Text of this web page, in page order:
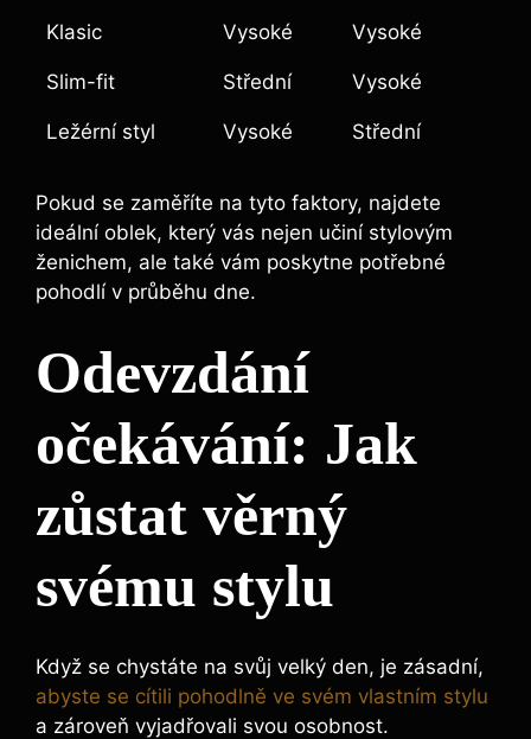
Klasic Vysoké Vysoké
Slim-fit Střední Vysoké
Ležérní styl Vysoké Střední
Pokud se zaměříte na tyto faktory, najdete
ideální oblek, který vás nejen učiní stylovým
ženichem, ale také vám poskytne potřebné
pohodlí v průběhu dne.
Odevzdání
očekávání: Jak
zůstat věrný
svému stylu
Když se chystáte na svůj velký den, je zásadní,
abyste se cítili pohodlně ve svém vlastním stylu
a zároveň vyjadřovali svou osobnost.